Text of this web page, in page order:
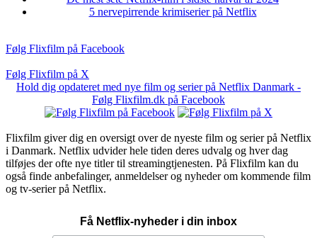
5 nervepirrende krimiserier på Netflix
Følg Flixfilm på Facebook
Følg Flixfilm på X
Hold dig opdateret med nye film og serier på Netflix Danmark -
Følg Flixfilm.dk på Facebook
Flixfilm giver dig en oversigt over de nyeste film og serier på Netflix
i Danmark. Netflix udvider hele tiden deres udvalg og hver dag
tilføjes der ofte nye titler til streamingtjenesten. På Flixfilm kan du
også finde anbefalinger, anmeldelser og nyheder om kommende film
og tv-serier på Netflix.
Få Netflix-nyheder i din inbox